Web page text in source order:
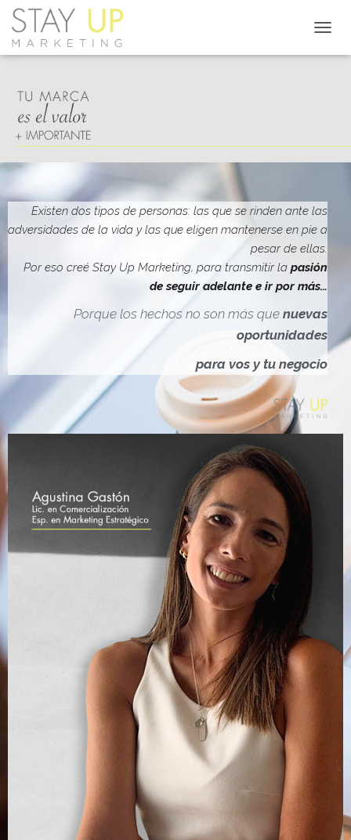
A
M
D
E
N
A
V
G
I
Ó
N
Existen dos tipos de personas: las que se rinden ante las
adversidades de la vida y las que eligen mantenerse en pie a
pesar de ellas.
Por eso creé Stay Up Marketing, para transmitir la pasión
de seguir adelante e ir por más…
Porque los hechos no son más que nuevas
oportunidades
para vos y tu negocio